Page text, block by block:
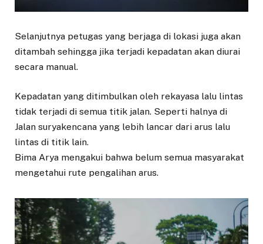
Selanjutnya petugas yang berjaga di lokasi juga akan
ditambah sehingga jika terjadi kepadatan akan diurai
secara manual.
Kepadatan yang ditimbulkan oleh rekayasa lalu lintas
tidak terjadi di semua titik jalan. Seperti halnya di
Jalan suryakencana yang lebih lancar dari arus lalu
lintas di titik lain.
Bima Arya mengakui bahwa belum semua masyarakat
mengetahui rute pengalihan arus.